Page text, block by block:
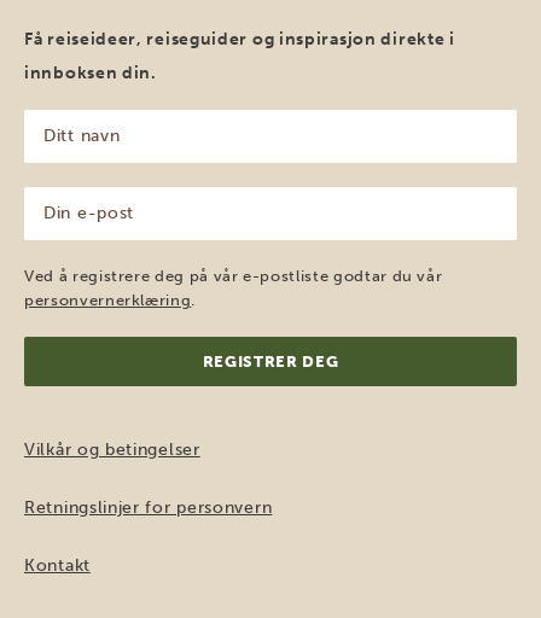
Få reiseideer, reiseguider og inspirasjon direkte i
innboksen din.
navn
(Påkrevd)
post
(Påkrevd)
Ved å registrere deg på vår e-postliste godtar du vår
personvernerklæring.
Vilkår og betingelser
Retningslinjer for personvern
Kontakt